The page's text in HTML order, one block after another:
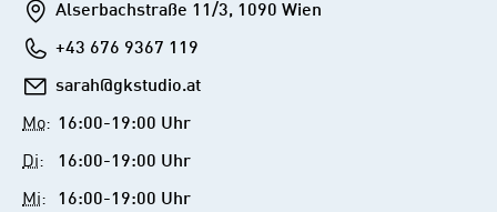
Addresse
Alserbachstraße 11/3, 1090 Wien
Telefon+43 676 9367 119
E-
sarah@gkstudio.at
Mo: 16:00-19:00 Uhr
Di: 16:00-19:00 Uhr
Mi: 16:00-19:00 Uhr